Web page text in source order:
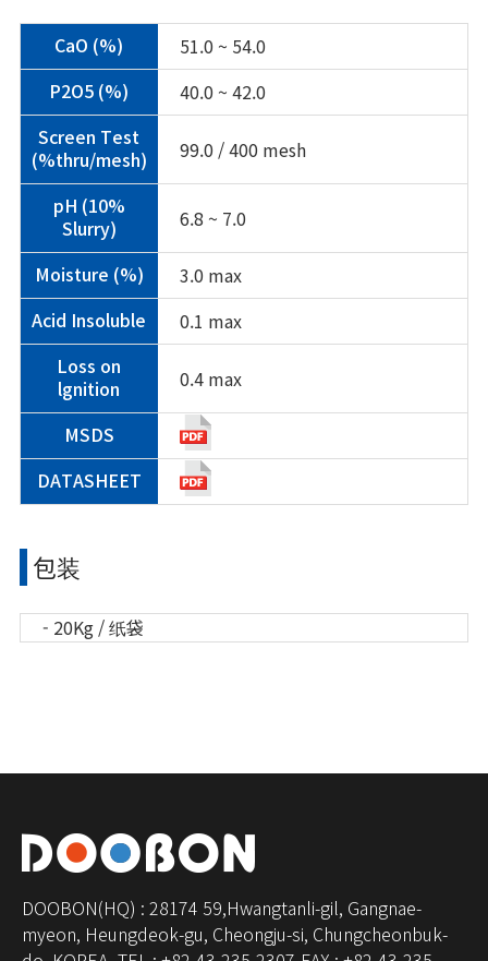
CaO (%) 51.0 ~ 54.0
P2O5 (%) 40.0 ~ 42.0
Screen Test
(%thru/mesh)
99.0 / 400 mesh
pH (10%
Slurry)
6.8 ~ 7.0
Moisture (%) 3.0 max
Acid Insoluble 0.1 max
Loss on
lgnition
0.4 max
MSDS
DATASHEET
包装
- 20Kg / 纸袋
DOOBON(HQ) : 28174 59,Hwangtanli-gil, Gangnae-
myeon, Heungdeok-gu, Cheongju-si, Chungcheonbuk-